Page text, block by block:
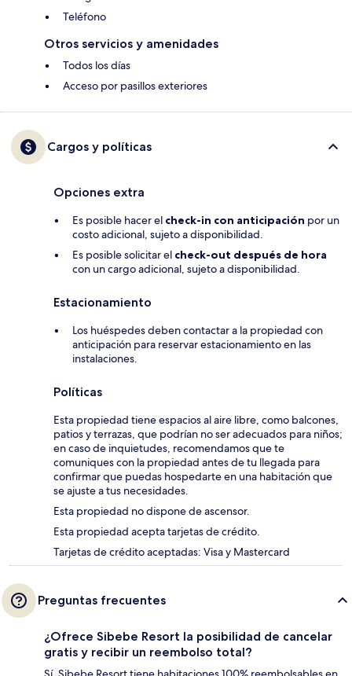
Teléfono
Otros servicios y amenidades
Todos los días
Acceso por pasillos exteriores
Cargos y políticas
Opciones extra
Es posible hacer el check-in con anticipación por un
costo adicional, sujeto a disponibilidad.
Es posible solicitar el check-out después de hora
con un cargo adicional, sujeto a disponibilidad.
Estacionamiento
Los huéspedes deben contactar a la propiedad con
anticipación para reservar estacionamiento en las
instalaciones.
Políticas
Esta propiedad tiene espacios al aire libre, como balcones,
patios y terrazas, que podrían no ser adecuados para niños;
en caso de inquietudes, recomendamos que te
comuniques con la propiedad antes de tu llegada para
confirmar que puedas hospedarte en una habitación que
se ajuste a tus necesidades.
Esta propiedad no dispone de ascensor.
Esta propiedad acepta tarjetas de crédito.
Tarjetas de crédito aceptadas: Visa y Mastercard
Preguntas frecuentes
¿Ofrece Sibebe Resort la posibilidad de cancelar
gratis y recibir un reembolso total?